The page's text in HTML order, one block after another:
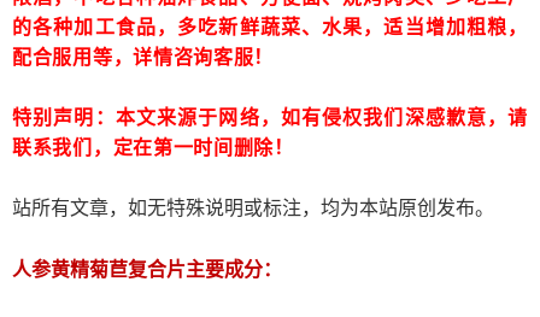
的各种加工食品，多吃新鲜蔬菜、水果，适当增加粗粮，
配合服用等，详情咨询客服！
特别声明：本文来源于网络，如有侵权我们深感歉意，请
联系我们，定在第一时间删除！
站所有文章，如无特殊说明或标注，均为本站原创发布。
人参黄精菊苣复合片主要成分：